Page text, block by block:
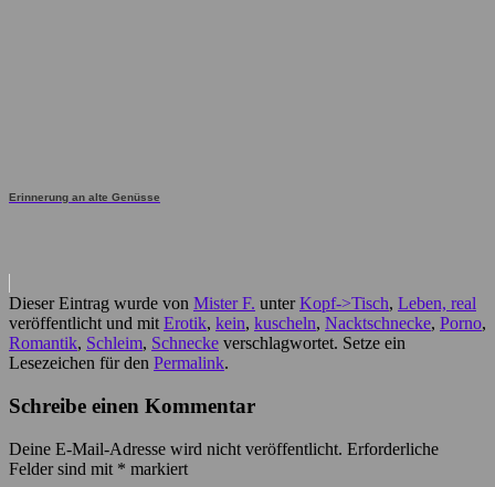
Erinnerung an alte Genüsse
Dieser Eintrag wurde von Mister F. unterKopf->Tisch, Leben, real
veröffentlicht und mit Erotik, kein, kuscheln, Nacktschnecke, Porno,
Romantik, Schleim, Schnecke verschlagwortet. Setze ein
Lesezeichen für den Permalink.
Schreibe einen Kommentar
Deine E-Mail-Adresse wird nicht veröffentlicht. Erforderliche
Felder sind mit * markiert